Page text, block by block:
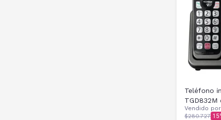
Teléfono
Vendido por
$280.727 15